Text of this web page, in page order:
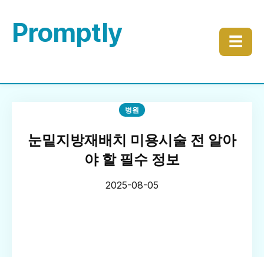
Promptly ☰
병원
눈밑지방재배치 미용시술 전 알아
야 할 필수 정보
2025-08-05